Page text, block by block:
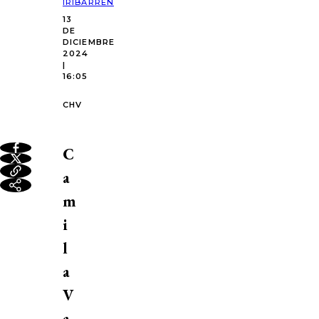
IRIBARREN
13
DE
DICIEMBRE
2024
|
16:05
CHV
C
a
m
i
l
a
V